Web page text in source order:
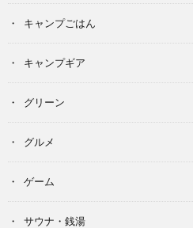
キャンプごはん
キャンプギア
グリーン
グルメ
ゲーム
サウナ・銭湯